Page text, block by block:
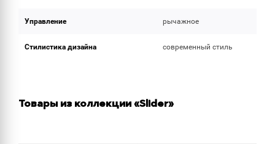
Управление рычажное
Стилистика дизайна современный стиль
Товары из коллекции «Slider»